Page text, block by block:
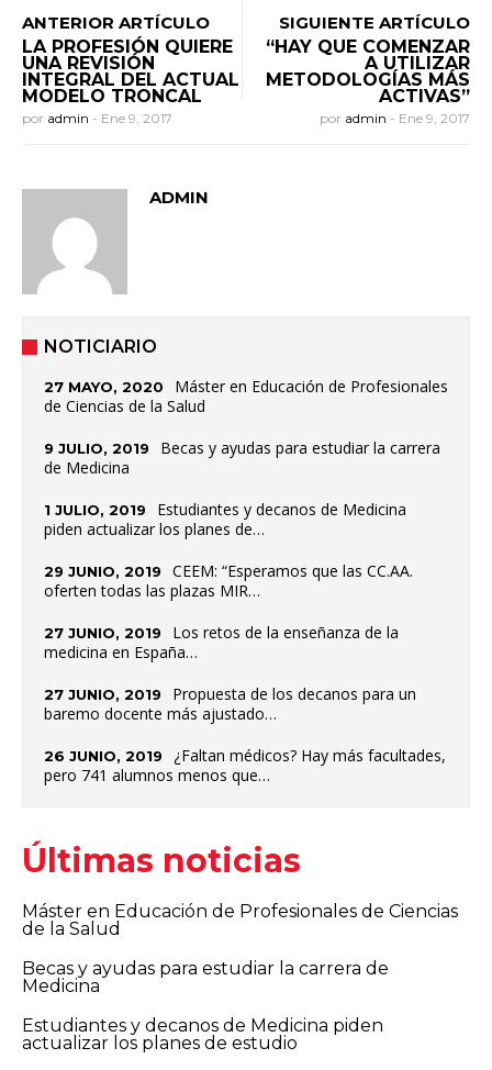
ANTERIOR ARTÍCULO
LA PROFESIÓN QUIERE
UNA REVISIÓN
INTEGRAL DEL ACTUAL
MODELO TRONCAL
por admin - Ene 9, 2017
SIGUIENTE ARTÍCULO
“HAY QUE COMENZAR
A UTILIZAR
METODOLOGÍAS MÁS
ACTIVAS”
por admin - Ene 9, 2017
ADMIN
NOTICIARIO
27 MAYO, 2020
Máster en Educación de Profesionales
de Ciencias de la Salud
9 JULIO, 2019
Becas y ayudas para estudiar la carrera
de Medicina
1 JULIO, 2019
Estudiantes y decanos de Medicina
piden actualizar los planes de…
29 JUNIO, 2019
CEEM: “Esperamos que las CC.AA.
oferten todas las plazas MIR…
27 JUNIO, 2019
Los retos de la enseñanza de la
medicina en España…
27 JUNIO, 2019
Propuesta de los decanos para un
baremo docente más ajustado…
26 JUNIO, 2019
¿Faltan médicos? Hay más facultades,
pero 741 alumnos menos que…
Últimas noticias
Máster en Educación de Profesionales de Ciencias
de la Salud
Becas y ayudas para estudiar la carrera de
Medicina
Estudiantes y decanos de Medicina piden
actualizar los planes de estudio